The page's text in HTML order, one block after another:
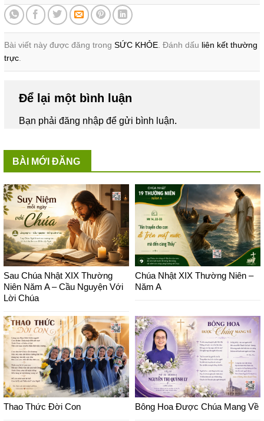
Bài viết này được đăng trong SỨC KHỎE. Đánh dấu liên kết thường
trực.
Để lại một bình luận
Bạn phảiđăng nhậpđể gửi bình luận.
BÀI MỚI ĐĂNG
Sau Chúa Nhật XIX Thường
Niên Năm A – Cầu Nguyện Với
Lời Chúa
Chúa Nhật XIX Thường Niên –
Năm A
Thao Thức Đời Con Bông Hoa Được Chúa Mang Về